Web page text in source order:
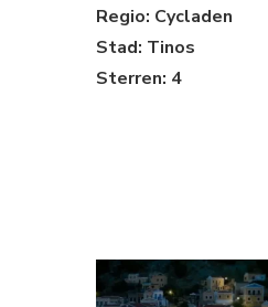
Regio: Cycladen
Stad: Tinos
Sterren: 4